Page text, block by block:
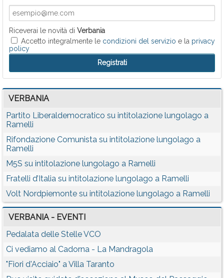
Riceverai le novità di Verbania
Accetto integralmente le condizioni del servizio e la privacy
policy
VERBANIA
Partito Liberaldemocratico su intitolazione lungolago a
Ramelli
Rifondazione Comunista su intitolazione lungolago a
Ramelli
M5S su intitolazione lungolago a Ramelli
Fratelli d’Italia su intitolazione lungolago a Ramelli
Volt Nordpiemonte su intitolazione lungolago a Ramelli
VERBANIA - EVENTI
Pedalata delle Stelle VCO
Ci vediamo al Cadorna - La Mandragola
"Fiori d'Acciaio" a Villa Taranto